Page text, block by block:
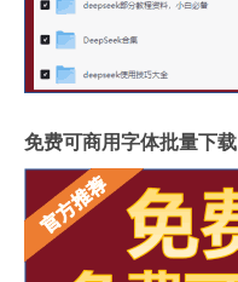
免费可商用字体批量下载